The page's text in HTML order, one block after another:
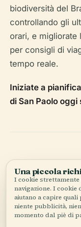
biodiversità del
controllando gli
orari, e migliorate
per consigli di
tempo reale.
Iniziate a
di San Paolo oggi
Ascolta
navigazione. I cookie
aiutano a capire quali
niente pubblicità,
momento dal piè di
Personalizza